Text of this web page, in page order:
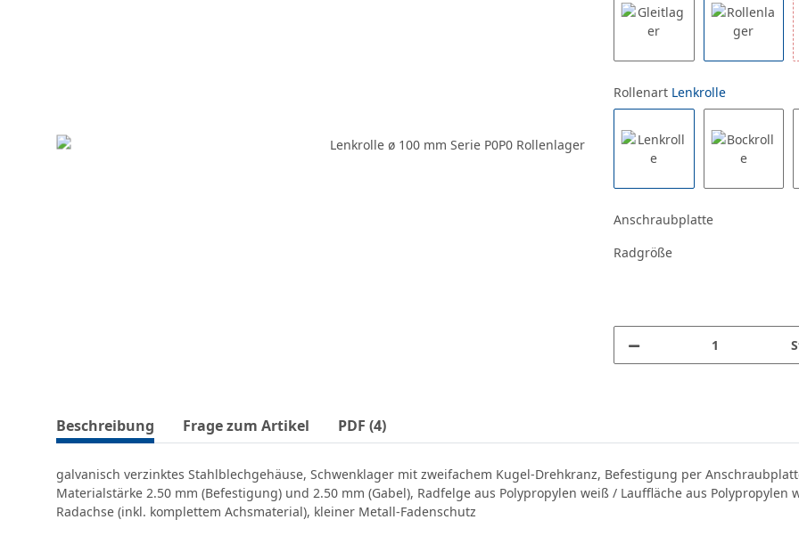
Rollenart Lenkrolle
Anschraubplatte
Radgröße
Beschreibung Frage zum Artikel PDF (4)
galvanisch verzinktes Stahlblechgehäuse, Schwenklager mit zweifachem Kugel-Drehkranz, Befestigung per
Materialstärke 2.50 mm (Befestigung) und 2.50 mm (Gabel), Radfelge aus Polypropylen weiß / Lauffläche aus
Radachse (inkl. komplettem Achsmaterial), kleiner Metall-Fadenschutz